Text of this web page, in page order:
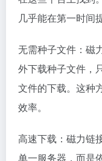
几乎能在第一时间
无需种子文件：磁
外下载种子文件，
文件的下载。这种
效率。
高速下载：磁力链
单一服务器，而是